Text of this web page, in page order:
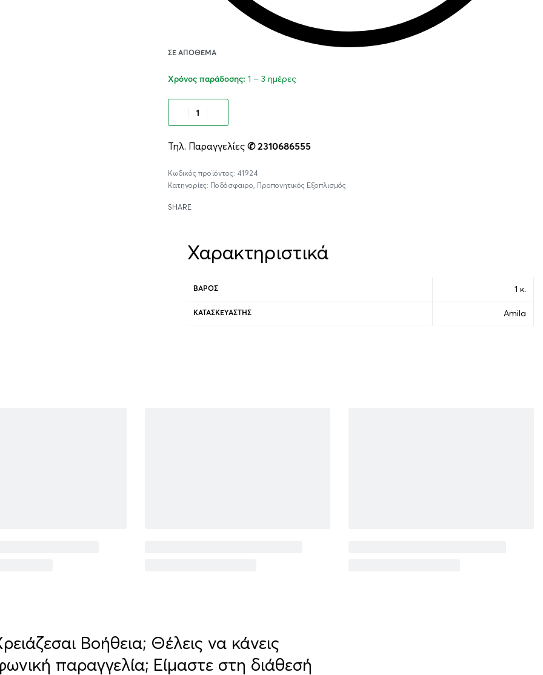
ΣΕ ΑΠΌΘΕΜΑ
Χρόνος παράδοσης: 1 – 3 ημέρες
Τηλ. Παραγγελίες ✆ 2310686555
41924
Κατηγορίες: Ποδόσφαιρο, Προπονητικός Εξοπλισμός
SHARE
Χαρακτηριστικά
ΒΆΡΟΣ 1 κ.
ΚΑΤΑΣΚΕΥΑΣΤΉΣ Amila
Βοήθεια; Θέλεις να κάνεις
παραγγελία; Είμαστε στη διάθεσή